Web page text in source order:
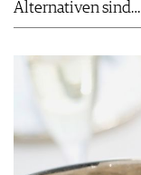
Alternativen sind…